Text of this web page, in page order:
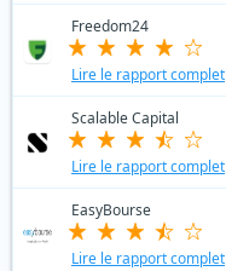
Freedom24
Lire le rapport complet
Scalable Capital
Lire le rapport complet
EasyBourse
Lire le rapport complet